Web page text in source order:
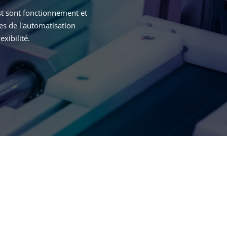
sont fonctionnement et
de l'automatisation